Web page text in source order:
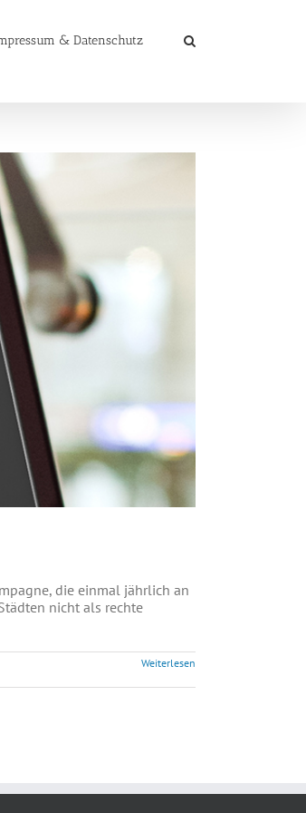
& Datenschutz
die einmal jährlich an
nicht als rechte
Weiterlesen